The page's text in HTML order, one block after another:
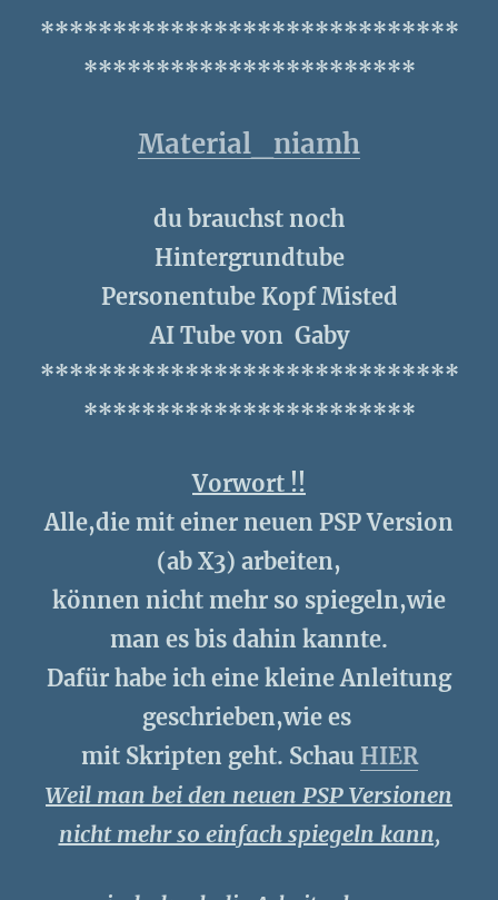
*****************************
***********************
Material_niamh
du brauchst noch
Hintergrundtube
Personentube Kopf Misted
AI Tube von Gaby
*****************************
***********************
Vorwort !!
Alle,die mit einer neuen PSP Version
(ab X3) arbeiten,
können nicht mehr so spiegeln,wie
man es bis dahin kannte.
Dafür habe ich eine kleine Anleitung
geschrieben,wie es
mit Skripten geht. Schau HIER
Weil man bei den neuen PSP Versionen
nicht mehr so einfach spiegeln kann,